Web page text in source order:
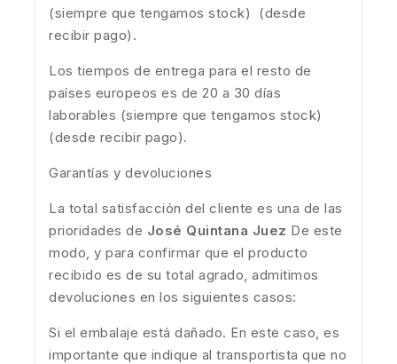
(siempre que tengamos stock) (desde
recibir pago).
Los tiempos de entrega para el resto de
países europeos es de 20 a 30 días
laborables (siempre que tengamos stock)
(desde recibir pago).
Garantías y devoluciones
La total satisfacción del cliente es una de las
prioridades de José Quintana Juez De este
modo, y para confirmar que el producto
recibido es de su total agrado, admitimos
devoluciones en los siguientes casos:
Si el embalaje está dañado. En este caso, es
importante que indique al transportista que no